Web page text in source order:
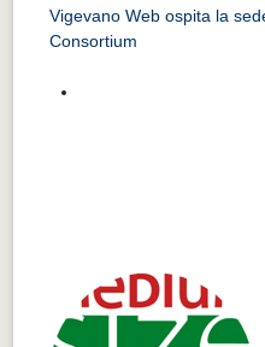
Vigevano Web ospita la
Consortium